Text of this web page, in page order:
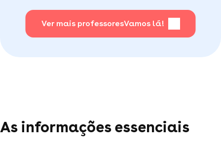
Ver mais professoresVamos lá!
As informações essenciais